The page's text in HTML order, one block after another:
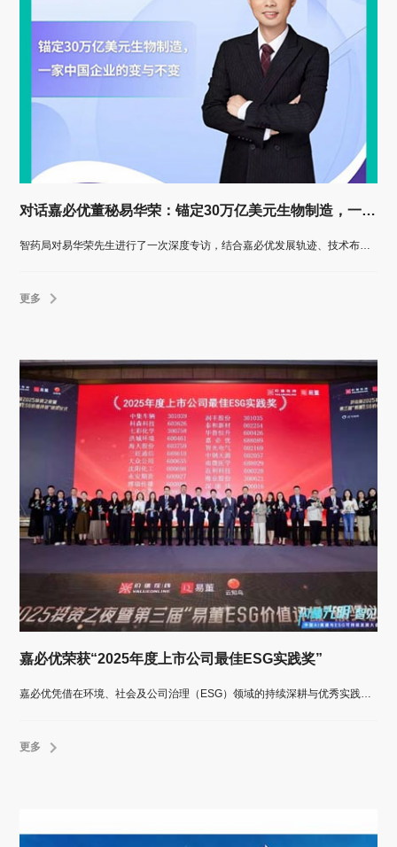
对话嘉必优董秘易华荣：锚定30万亿美元生物制造，一家中国企业的变与不变
智药局对易华荣先生进行了一次深度专访，结合嘉必优发展轨迹、技术布局与产业洞察，全面解析这家“微型跨国公司”如何在不确定性加剧的世界中，以技术定力与生态思维穿越周期，锚定长期价值。
更多
嘉必优荣获“2025年度上市公司最佳ESG实践奖”
嘉必优凭借在环境、社会及公司治理（ESG）领域的持续深耕与优秀实践，荣膺价值在线颁发的“2025年度上市公司最佳ESG实践奖”。
更多